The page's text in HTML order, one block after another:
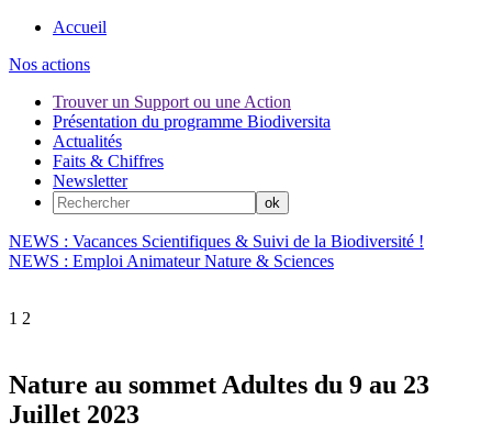
Accueil
Nos actions
Trouver un Support ou une Action
Présentation du programme Biodiversita
Actualités
Faits & Chiffres
Newsletter
NEWS : Vacances Scientifiques & Suivi de la Biodiversité !
NEWS : Emploi Animateur Nature & Sciences
1 2
Nature au sommet Adultes du 9 au 23
Juillet 2023